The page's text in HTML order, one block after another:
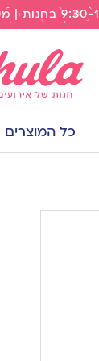
כל המוצרים